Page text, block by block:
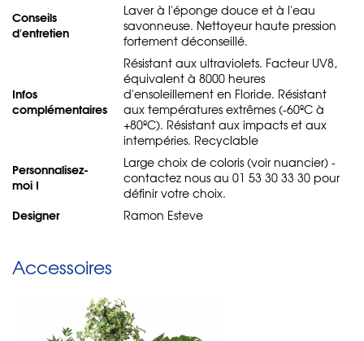
Conseils
d'entretien
Laver à l'éponge douce et à l'eau
savonneuse. Nettoyeur haute pression
fortement déconseillé.
Infos
complémentaires
Résistant aux ultraviolets. Facteur UV8,
équivalent à 8000 heures
d'ensoleillement en Floride. Résistant
aux températures extrêmes (-60ºC à
+80ºC). Résistant aux impacts et aux
intempéries. Recyclable
Personnalisez-
moi !
Large choix de coloris (voir nuancier) -
contactez nous au 01 53 30 33 30 pour
définir votre choix.
Designer Ramon Esteve
Accessoires